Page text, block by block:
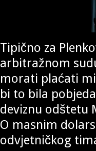
Tipično za
arbitražnom
morati plaćati
bi to bila
deviznu odštetu
O masnim
odvjetničkog